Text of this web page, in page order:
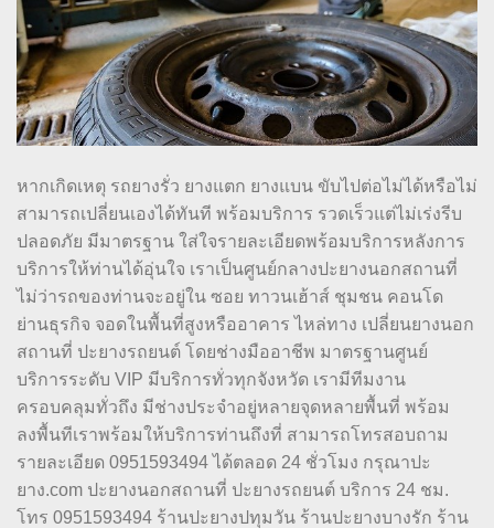
หากเกิดเหตุ รถยางรั่ว ยางแตก ยางแบน ขับไปต่อไม่ได้หรือไม่
สามารถเปลี่ยนเองได้ทันที พร้อมบริการ รวดเร็วแต่ไม่เร่งรีบ
ปลอดภัย มีมาตรฐาน ใส่ใจรายละเอียดพร้อมบริการหลังการ
บริการให้ท่านได้อุ่นใจ เราเป็นศูนย์กลางปะยางนอกสถานที่
ไม่ว่ารถของท่านจะอยู่ใน ซอย ทาวนเฮ้าส์ ชุมชน คอนโด
ย่านธุรกิจ จอดในพื้นที่สูงหรืออาคาร ไหล่ทาง เปลี่ยนยางนอก
สถานที่ ปะยางรถยนต์ โดยช่างมืออาชีพ มาตรฐานศูนย์
บริการระดับ VIP มีบริการทั่วทุกจังหวัด เรามีทีมงาน
ครอบคลุมทั่วถึง มีช่างประจำอยู่หลายจุดหลายพื้นที่ พร้อม
ลงพื้นทีเราพร้อมให้บริการท่านถึงที่ สามารถโทรสอบถาม
รายละเอียด 0951593494 ได้ตลอด 24 ชั่วโมง กรุณาปะ
ยาง.com ปะยางนอกสถานที่ ปะยางรถยนต์ บริการ 24 ชม.
โทร 0951593494 ร้านปะยางปทุมวัน ร้านปะยางบางรัก ร้าน